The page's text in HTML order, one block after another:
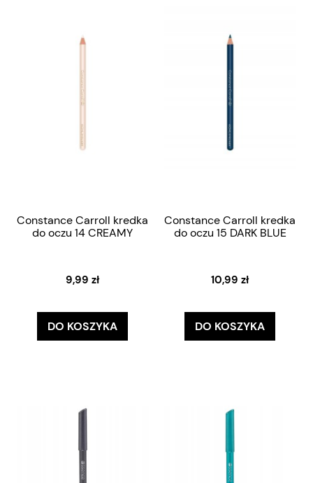
Constance Carroll kredka
do oczu 14 CREAMY
9,99 zł
DO KOSZYKA
Constance Carroll kredka
do oczu 15 DARK BLUE
10,99 zł
DO KOSZYKA